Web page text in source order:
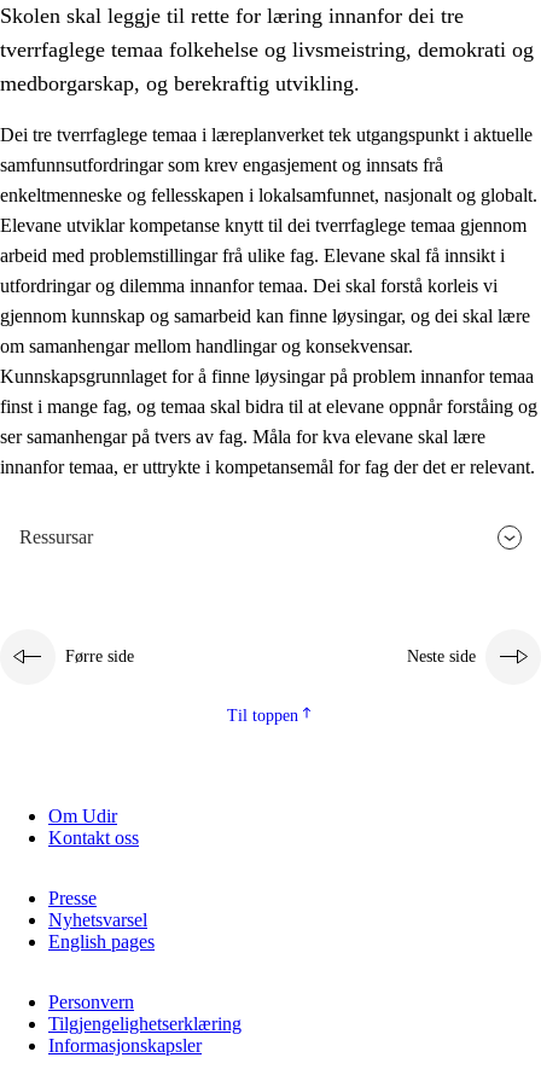
2. Prinsipp for læring, utvikling og danning
Sosial læring og utvikling
2.2 Kompetanse i faga
2.3 Grunnleggjande ferdigheiter
2.4 Å lære å lære
Tverrfaglege tema
2.5 Tverrfaglege tema
2.5.2
Skolen skal leggje til rette for læring innanfor dei tre
tverrfaglege temaa folkehelse og livsmeistring, demokrati og
medborgarskap, og berekraftig utvikling.
Dei tre tverrfaglege temaa i læreplanverket tek utgangspunkt i aktuelle
samfunnsutfordringar som krev engasjement og innsats frå
enkeltmenneske og fellesskapen i lokalsamfunnet, nasjonalt og globalt.
Elevane utviklar kompetanse knytt til dei tverrfaglege temaa gjennom
arbeid med problemstillingar frå ulike fag. Elevane skal få innsikt i
utfordringar og dilemma innanfor temaa. Dei skal forstå korleis vi
gjennom kunnskap og samarbeid kan finne løysingar, og dei skal lære
om samanhengar mellom handlingar og konsekvensar.
Kunnskapsgrunnlaget for å finne løysingar på problem innanfor temaa
finst i mange fag, og temaa skal bidra til at elevane oppnår forståing og
ser samanhengar på tvers av fag. Måla for kva elevane skal lære
innanfor temaa, er uttrykte i kompetansemål for fag der det er relevant.
Ressursar
Førre side Neste side
Til toppen
Om Udir
Kontakt oss
Presse
Nyhetsvarsel
English pages
Personvern
Tilgjengelighetserklæring
Informasjonskapsler